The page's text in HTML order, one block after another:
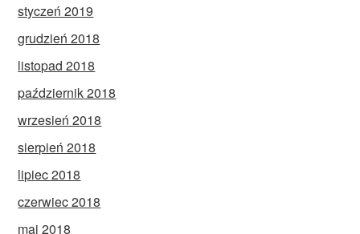
styczeń 2019
grudzień 2018
listopad 2018
październik 2018
wrzesień 2018
sierpień 2018
lipiec 2018
czerwiec 2018
maj 2018